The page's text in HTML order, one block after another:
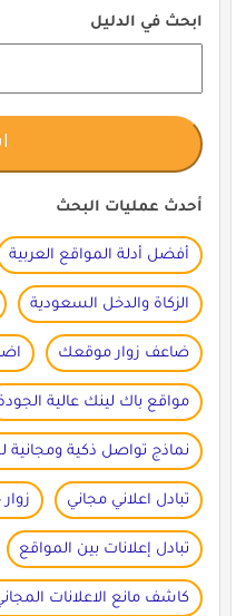
ابحث في الدليل
أحدث عمليات البحث
أفضل أدلة المواقع العربية
الزكاة والدخل السعودية
ضاعف زوار موقعك
مواقع باك لينك عالية الجودة
نماذج تواصل ذكية ومجانية
تبادل اعلاني مجاني
تبادل إعلانات بين المواقع
كاشف مانع الاعلانات المجاني